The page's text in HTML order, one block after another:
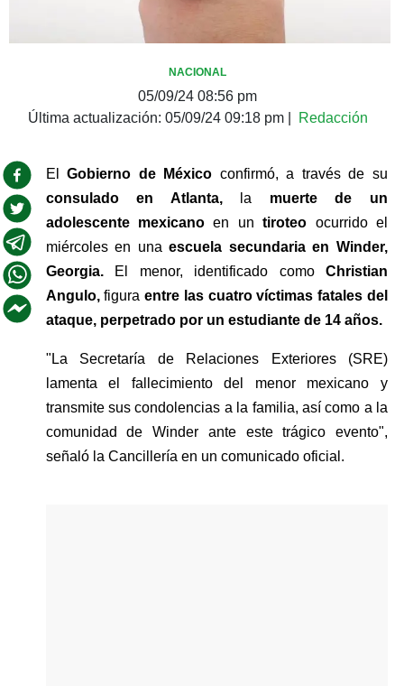
NACIONAL
05/09/24 08:56 pm
Última actualización: 05/09/24 09:18 pm| Redacción
El Gobierno de México
consulado en Atlanta, la muerte de un
adolescente mexicano en un tiroteo ocurrido el
miércoles en una escuela secundaria en Winder,
Georgia.
El menor, identificado como Christian
Angulo, figura entre las cuatro víctimas fatales del
ataque, perpetrado por un estudiante de 14 años.
"La Secretaría de Relaciones Exteriores (SRE)
lamenta el fallecimiento del menor mexicano y
transmite sus condolencias a la familia, así como a la
comunidad de Winder ante este trágico evento",
señaló la Cancillería en un comunicado oficial.